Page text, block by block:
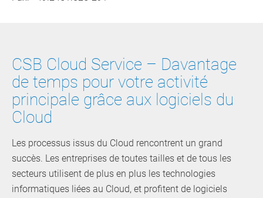
CSB Cloud Service – Davantage
de temps pour votre activité
principale grâce aux logiciels du
Cloud
Les processus issus du Cloud rencontrent un grand
succès. Les entreprises de toutes tailles et de tous les
secteurs utilisent de plus en plus les technologies
informatiques liées au Cloud, et profitent de logiciels